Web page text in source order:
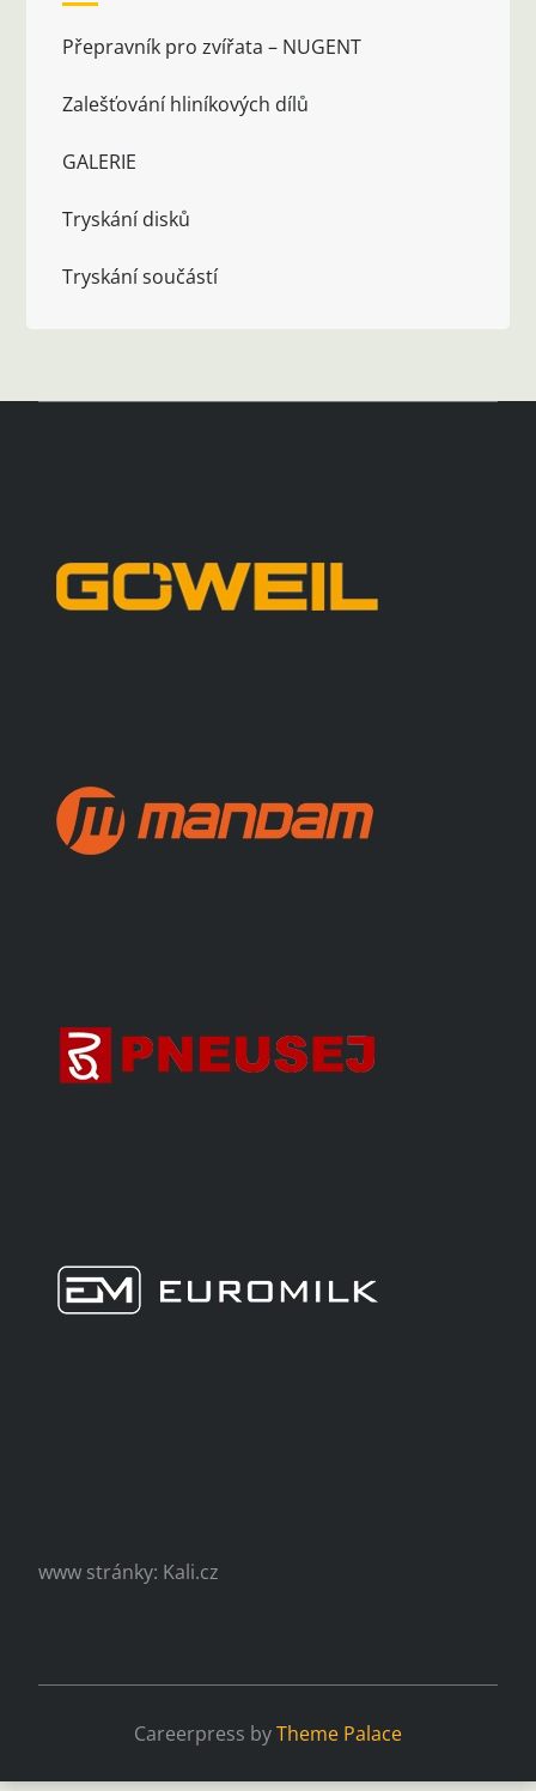
Přepravník pro zvířata – NUGENT
Zalešťování hliníkových dílů
GALERIE
Tryskání disků
Tryskání součástí
www stránky: Kali.cz
Careerpress byTheme Palace